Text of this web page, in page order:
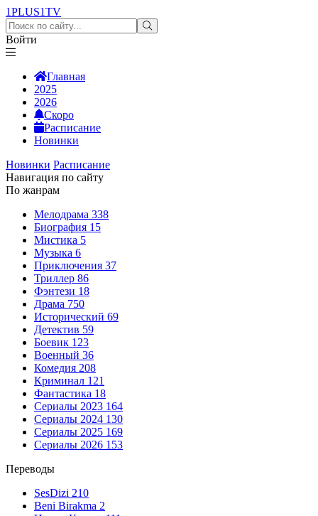
1PLUS1TV
Войти
Главная
2025
2026
Скоро
Расписание
Новинки
Новинки Расписание
Навигация по сайту
По жанрам
Мелодрама 338
Биография 15
Мистика 5
Музыка 6
Приключения 37
Триллер 86
Фэнтези 18
Драма 750
Исторический 69
Детектив 59
Боевик 123
Военный 36
Комедия 208
Криминал 121
Фантастика 18
Сериалы 2023 164
Сериалы 2024 130
Сериалы 2025 169
Сериалы 2026 153
Переводы
SesDizi 210
Beni Birakma 2